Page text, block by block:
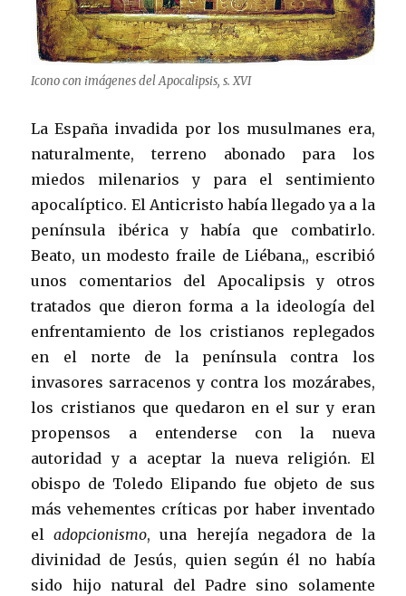
Icono con imágenes del Apocalipsis, s. XVI
La España invadida por los musulmanes era,
naturalmente, terreno abonado para los
miedos milenarios y para el sentimiento
apocalíptico. El Anticristo había llegado ya a la
península ibérica y había que combatirlo.
Beato, un modesto fraile de Liébana,, escribió
unos comentarios del Apocalipsis y otros
tratados que dieron forma a la ideología del
enfrentamiento de los cristianos replegados
en el norte de la península contra los
invasores sarracenos y contra los mozárabes,
los cristianos que quedaron en el sur y eran
propensos a entenderse con la nueva
autoridad y a aceptar la nueva religión. El
obispo de Toledo Elipando fue objeto de sus
más vehementes críticas por haber inventado
eladopcionismo, una herejía negadora de la
divinidad de Jesús, quien según él no había
sido hijo natural del Padre sino solamente